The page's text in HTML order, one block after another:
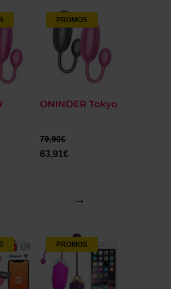
PROMOS
ONINDER Tokyo
79,90€
63,91€
PROMOS